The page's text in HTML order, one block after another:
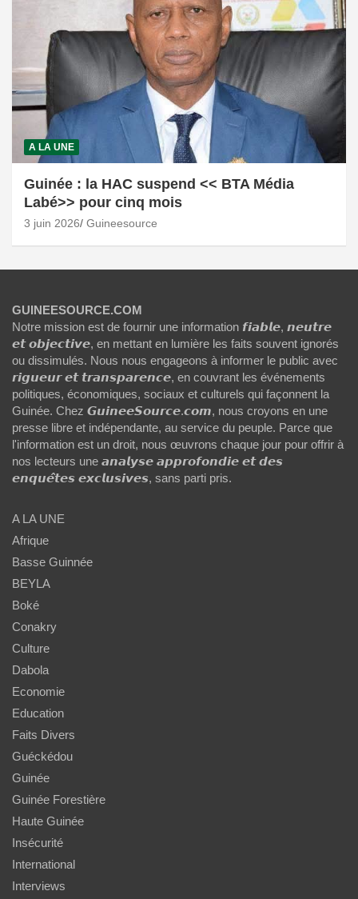
A LA UNE
Guinée : la HAC suspend << BTA Média
Labé>> pour cinq mois
3 juin 2026 Guineesource
GUINEESOURCE.COM
Notre mission est de fournir une information 𝙛𝙞𝙖𝙗𝙡𝙚, 𝙣𝙚𝙪𝙩𝙧𝙚
𝙚𝙩 𝙤𝙗𝙟𝙚𝙘𝙩𝙞𝙫𝙚, en mettant en lumière les faits souvent ignorés
ou dissimulés. Nous nous engageons à informer le public avec
𝙧𝙞𝙜𝙪𝙚𝙪𝙧 𝙚𝙩 𝙩𝙧𝙖𝙣𝙨𝙥𝙖𝙧𝙚𝙣𝙘𝙚, en couvrant les événements
politiques, économiques, sociaux et culturels qui façonnent la
Guinée. Chez 𝙂𝙪𝙞𝙣𝙚𝙚𝙎𝙤𝙪𝙧𝙘𝙚.𝙘𝙤𝙢, nous croyons en une
presse libre et indépendante, au service du peuple. Parce que
l'information est un droit, nous œuvrons chaque jour pour offrir à
nos lecteurs une 𝙖𝙣𝙖𝙡𝙮𝙨𝙚 𝙖𝙥𝙥𝙧𝙤𝙛𝙤𝙣𝙙𝙞𝙚 𝙚𝙩 𝙙𝙚𝙨
𝙚𝙣𝙦𝙪𝙚̂𝙩𝙚𝙨 𝙚𝙭𝙘𝙡𝙪𝙨𝙞𝙫𝙚𝙨, sans parti pris.
A LA UNE
Afrique
Basse Guinnée
BEYLA
Boké
Conakry
Culture
Dabola
Economie
Education
Faits Divers
Guéckédou
Guinée
Guinée Forestière
Haute Guinée
Insécurité
International
Interviews